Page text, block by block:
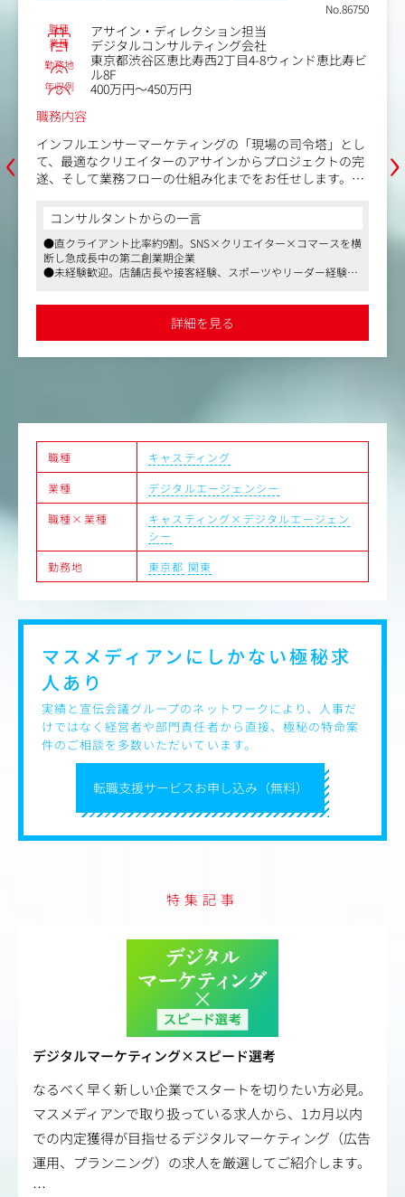
‹
No.79396
職種 キャスティング担当
業種 イベント制作会社
勤務地 東京都港区南青山1-15-9第45興和ビル 1F
年収例
代理店向けにインフルエンサーを活用したキャスティング
企画を提案いただきます。
ミドル～トップインフルエンサーやK-POPアイドルのキャ
一貫してプロジェクトを遂行していただきます。
■具体的には
・既存顧客であるハイブランドや大手広告代理店へのキャ
・ミドル～トップインフルエンサー/KOL（K-POPアイドル
含む）のキャスティング
・キャスティング当日のアテンドを含むプロジェクトマネ
ハイブランドやクライアントのプロモーションを成功へ導
いていただくことがミッションです。
セレブリティとブランドを繋ぐ架け橋となり、広告業界で
の信頼を確立する重要な役割を担っていただきます。
キャスティング営業として経験を積んだ後、マネジメント
や、より大規模なプロジェクトのプロデューサーなど、幅
広いキャリアパスが可能です。
●フェラーリやGUCCIなどの世界的ブランド案件を手掛けるクリ
エイティブエージェンシーです
●経験者だけでなく、異業種出身者も独自の教育体制で早期に活
躍されている方が多いです
詳細を見る
›
職種
キャスティング
業種
デジタルエージェンシー
職種×業種
キャスティング×デジタルエージェン
シー
勤務地
東京都 関東
転職支援サービスお申し込み（無料）
マスメディアンにしかない極秘求
人あり
実績と宣伝会議グループのネットワークにより、人事だ
けではなく経営者や部門責任者から直接、極秘の特命案
件のご相談を多数いただいています。
特集記事
デジタルマーケティング×スピード選考
なるべく早く新しい企業でスタートを切りたい方必見。
マスメディアンで取り扱っている求人から、1カ月以内
での内定獲得が目指せるデジタルマーケティング（広告
運用、プランニング）の求人を厳選してご紹介します。
…